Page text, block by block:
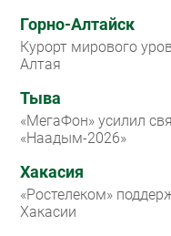
Горно-Алтайск
Курорт мирового
Алтая
Тыва
«МегаФон» усилил
«Наадым-2026»
Хакасия
«Ростелеком»
Хакасии